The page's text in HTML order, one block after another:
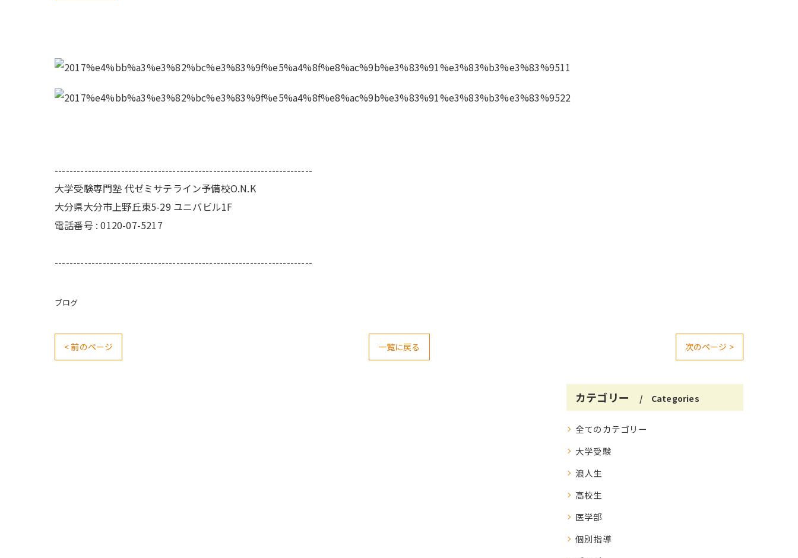
----------------------------------------------------------------------
大学受験専門塾 代ゼミサテライン予備校O.N.K
大分県大分市上野丘東5-29 ユニバビル1F
電話番号 : 0120-07-5217
----------------------------------------------------------------------
ブログ
< 前のページ 一覧に戻る 次のページ >
カテゴリー Categories
全てのカテゴリー
大学受験
浪人生
高校生
医学部
個別指導